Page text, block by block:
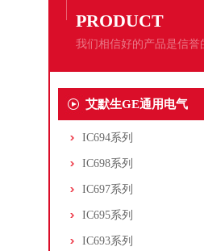
PRODUCT
我们相信好的产品是信誉
艾默生GE通用电气
IC694系列
IC698系列
IC697系列
IC695系列
IC693系列